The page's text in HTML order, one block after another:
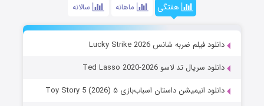
هفتگی ماهانه سالانه
دانلود فیلم ضربه شانس Lucky Strike 2026
دانلود سریال تد لاسو Ted Lasso 2020-2026
دانلود انیمیشن داستان اسباب‌بازی ۵ Toy Story 5 (2026)